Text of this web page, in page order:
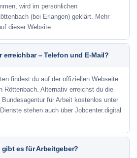
wird im persönlichen
(bei Erlangen) geklärt. Mehr
dieser Website.
erreichbar – Telefon und E-Mail?
findest du auf der offiziellen Webseite
Röttenbach. Alternativ erreichst du die
Bundesagentur für Arbeit kostenlos unter
stehen auch über Jobcenter.digital
es für Arbeitgeber?